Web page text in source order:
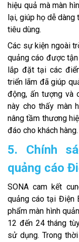
hiệu quả mà màn
lại, giúp họ dễ
tiêu dùng.
Các sự kiện ngoài
quảng cáo được
lắp đặt tại các
triển lãm đã giúp
động, ấn tượng và
này cho thấy màn
nâng tầm thương
đáo cho khách hàng.
5. Chính
quảng cáo
SONA cam kết
quảng cáo tại Điện
phẩm màn hình
12 đến 24 tháng
sử dụng. Trong